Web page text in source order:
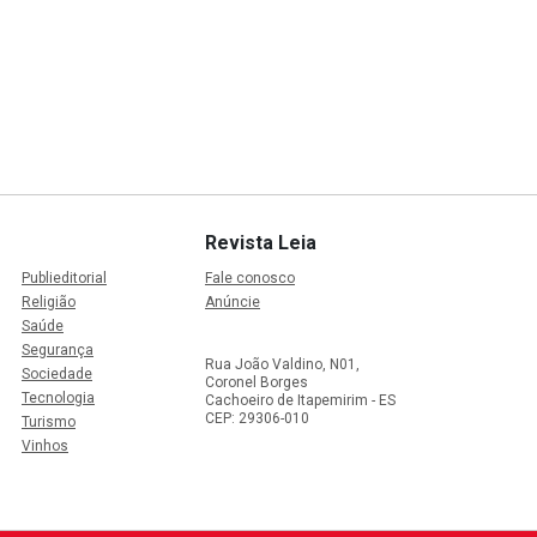
Publieditorial
Religião
Saúde
Segurança
Sociedade
Tecnologia
Turismo
Vinhos
Revista Leia
Fale conosco
Anúncie
Rua João Valdino, N01,
Coronel Borges
Cachoeiro de Itapemirim - ES
CEP: 29306-010